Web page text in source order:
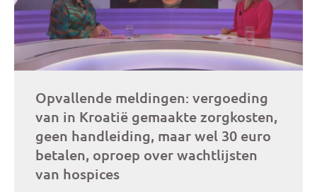
Opvallende meldingen: vergoeding
van in Kroatië gemaakte zorgkosten,
geen handleiding, maar wel 30 euro
betalen, oproep over wachtlijsten
van hospices